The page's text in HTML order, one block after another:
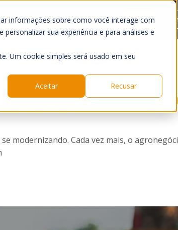
informações sobre como você interage com
sua experiência e para análises e
Um cookie simples será usado em seu
Aceitar
Recusar
Quem Somos HUB Fale Conosco Login
no mercado de
modernizando. Cada vez mais, o